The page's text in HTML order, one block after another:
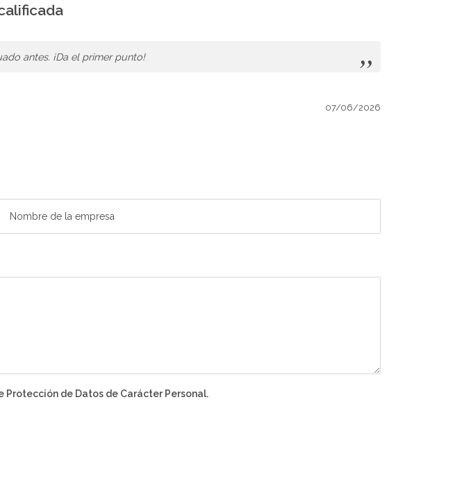
antes. ¡Da el primer punto!
07/06/2026
Nombre de la empresa
Protección de Datos de Carácter Personal.